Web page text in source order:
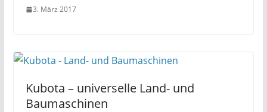
3. März 2017
Kubota – universelle Land- und
Baumaschinen